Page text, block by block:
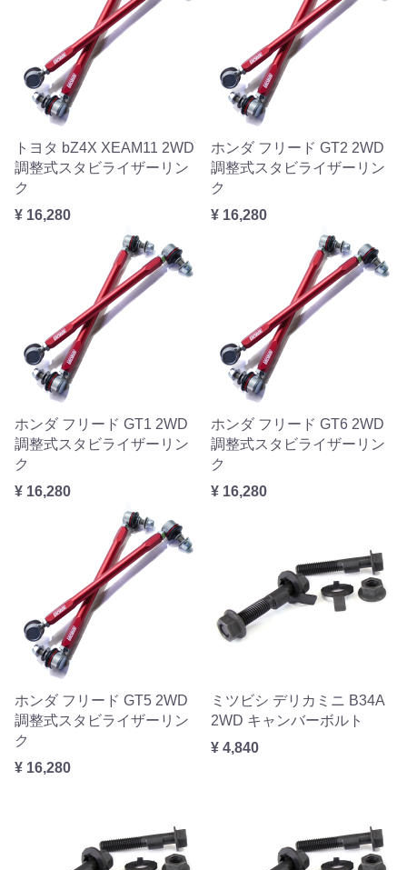
トヨタ bZ4X XEAM11 2WD
調整式スタビライザーリン
ク
¥ 16,280
ホンダ フリード GT2 2WD
調整式スタビライザーリン
ク
¥ 16,280
ホンダ フリード GT1 2WD
調整式スタビライザーリン
ク
¥ 16,280
ホンダ フリード GT6 2WD
調整式スタビライザーリン
ク
¥ 16,280
ホンダ フリード GT5 2WD
調整式スタビライザーリン
ク
¥ 16,280
ミツビシ デリカミニ B34A
2WD キャンバーボルト
¥ 4,840